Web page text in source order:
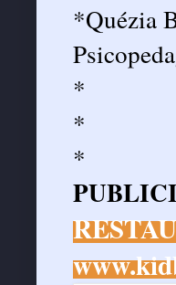
*Quézia
*
*
*